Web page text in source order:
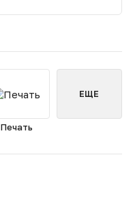
Печать
ЕЩЕ